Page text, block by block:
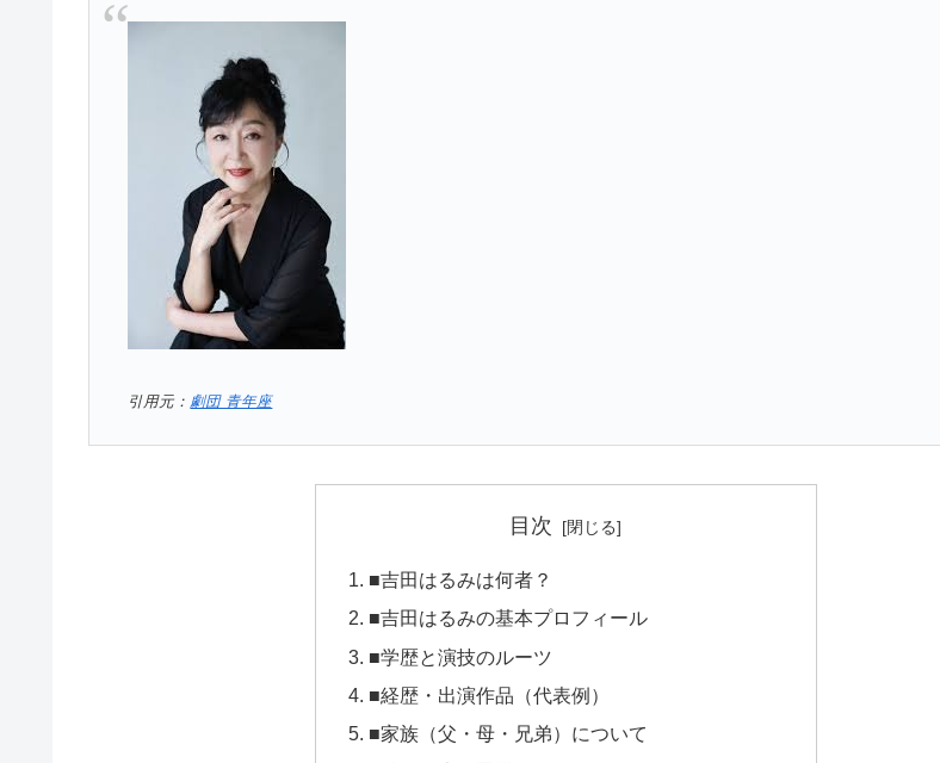
引用元： 劇団 青年座
目次
■吉田はるみは何者？
■吉田はるみの基本プロフィール
■学歴と演技のルーツ
■経歴・出演作品（代表例）
■家族（父・母・兄弟）について